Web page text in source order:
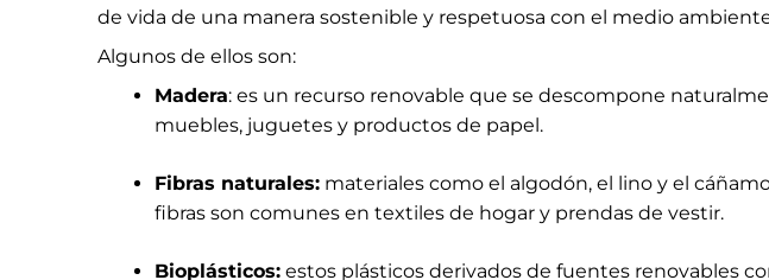
de vida de una manera sostenible y respetuosa con el medio
Algunos de ellos son:
Madera: es un recurso renovable que se descompone
muebles, juguetes y productos de papel.
Fibras naturales: materiales como el algodón, el lino y el
fibras son comunes en textiles de hogar y prendas de vestir.
Bioplásticos: estos plásticos derivados de fuentes renovables